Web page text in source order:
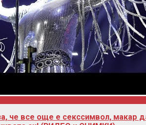
че все още е секссимвол, макар